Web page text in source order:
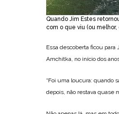
Quando Jim Estes
com o que viu (ou
Essa descoberta ficou
Amchitka, no início dos
“Foi uma loucura: quando
depois, não restava quase